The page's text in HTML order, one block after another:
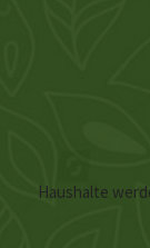
Haushalte